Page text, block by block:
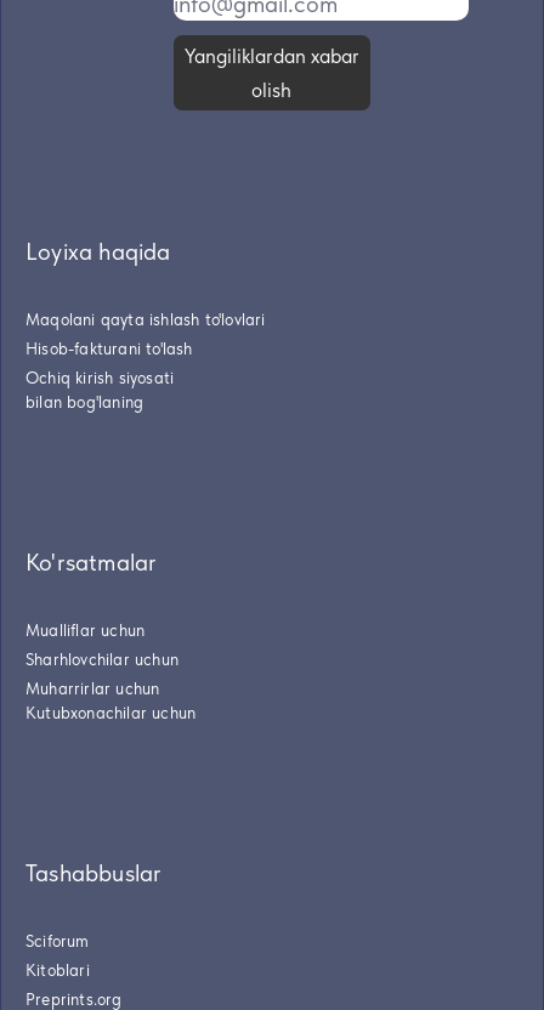
Yangiliklardan xabar
olish
Loyixa haqida
Maqolani qayta ishlash to'lovlari
Hisob-fakturani to'lash
Ochiq kirish siyosati
bilan bog'laning
Ko'rsatmalar
Mualliflar uchun
Sharhlovchilar uchun
Muharrirlar uchun
Kutubxonachilar uchun
Tashabbuslar
Sciforum
Kitoblari
Preprints.org